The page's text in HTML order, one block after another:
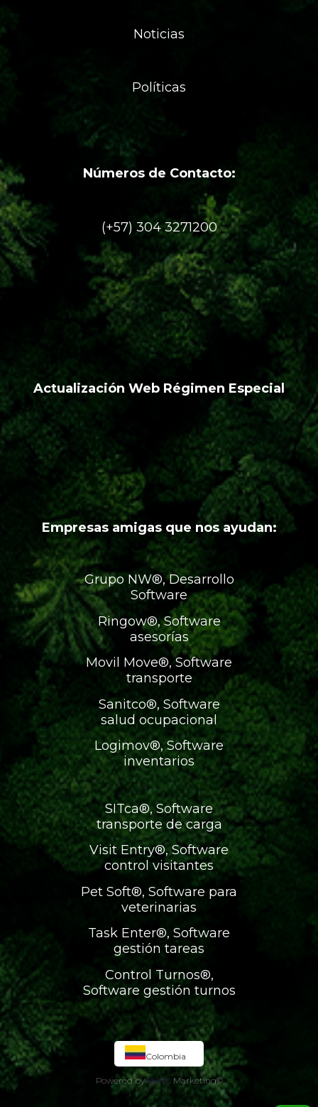
Noticias
Políticas
Números de Contacto:
(+57) 304 3271200
Actualización Web Régimen Especial
Empresas amigas que nos ayudan:
Grupo NW®, Desarrollo
Software
Ringow®, Software
asesorías
Movil Move®, Software
transporte
Sanitco®, Software
salud ocupacional
Logimov®, Software
inventarios
SITca®, Software
transporte de carga
Visit Entry®, Software
control visitantes
Pet Soft®, Software para
veterinarias
Task Enter®, Software
gestión tareas
Control Turnos®,
Software gestión turnos
Colombia
Powered by Kyoto Marketing©